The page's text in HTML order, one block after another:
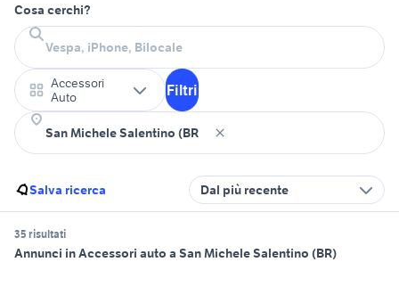
Cosa cerchi?
Accessori
Auto
Filtri
Salva ricerca Dal più recente
35 risultati
Annunci in Accessori auto a San Michele Salentino (BR)